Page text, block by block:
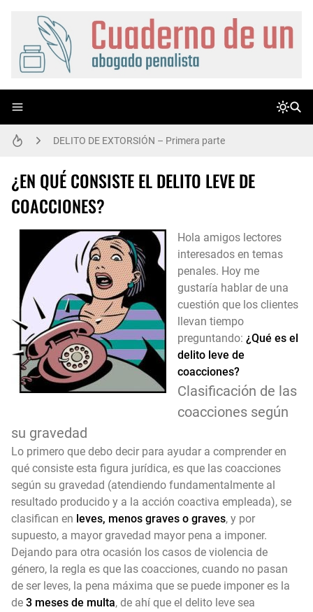
ME HAN LLAMADO DESDE COMISARÍA, ¿QUÉ DEBO HACER?. CONSEJOS PRÁCTICOS.
DELITO DE EXTORSIÓN – Primera parte
DELITO DE EXTORSIÓN - Segunda parte
¿EN QUÉ CONSISTE EL DELITO LEVE DE COACCIONES?
CASO MARNIE LA LADRONA: CALIFICACIÓN JURÍDICA
ATENUANTE DE EMBRIAGUEZ
LA ATENUANTE DE DILACIÓN INDEBIDA. ALCANCE. ¿HAY QUE INVOCARLA O SE APLICA DE OFICIO?
LA ATENUANTE DE REPARACIÓN DEL DAÑO: EN 5 PÁRRAFOS
¿CUÁNTO PUEDE DURAR UNA INSTRUCCIÓN PENAL?
DELITO LEVE DE OCUPACIÓN DE BIENES INMUEBLES. ARTÍCULO 245-2 CP
¿EN QUÉ CONSISTE EL DELITO LEVE DE
COACCIONES?
Hola amigos lectores
interesados en temas
penales. Hoy me
gustaría hablar de una
cuestión que los clientes
llevan tiempo
preguntando: ¿Qué es el
delito leve de
coacciones?
Clasificación de las
coacciones según
su gravedad
Lo primero que debo decir para ayudar a comprender en
qué consiste esta figura jurídica, es que las coacciones
según su gravedad (atendiendo fundamentalmente al
resultado producido y a la acción coactiva empleada), se
clasifican en leves, menos graves o graves, y por
supuesto, a mayor gravedad mayor pena a imponer.
Dejando para otra ocasión los casos de violencia de
género, la regla es que las coacciones, cuando no pasan
de ser leves, la pena máxima que se puede imponer es la
de 3 meses de multa, de ahí que el delito leve sea